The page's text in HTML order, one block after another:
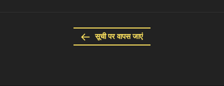
सूची पर वापस जाएं